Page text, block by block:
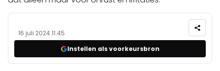
16 juli 2024 11:45
Instellen als voorkeursbron